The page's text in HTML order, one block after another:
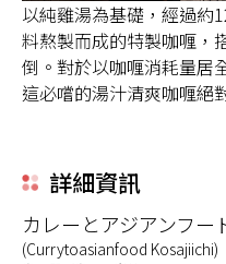
以純雞湯為基礎，經過約
料熬製而成的特製咖喱，
倒。對於以咖喱消耗量居
這必嚐的湯汁清爽咖喱絕
詳細資訊
カレーとアジアンフー
(Currytoasianfood Kosajiichi)